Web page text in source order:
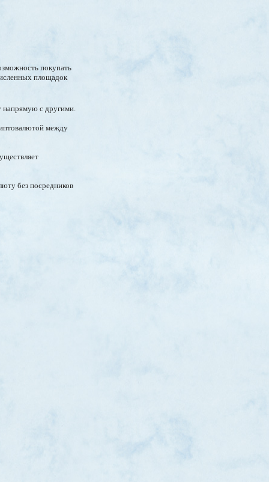
покупать
площадок
напрямую с другими.
между
без посредников